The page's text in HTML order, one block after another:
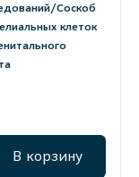
Соскоб
клеток
В корзину